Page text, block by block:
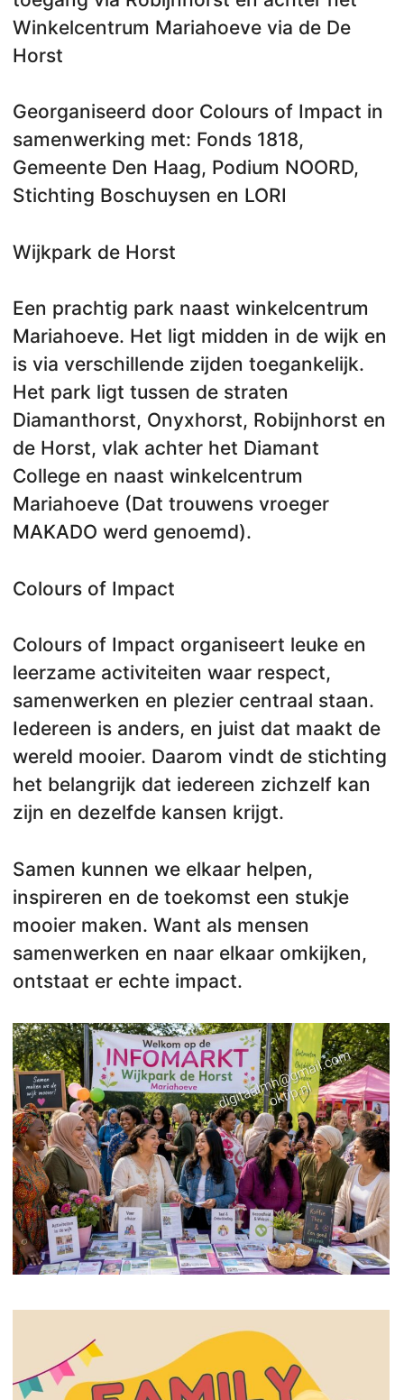
Winkelcentrum Mariahoeve via de De
Horst
Georganiseerd door Colours of Impact in
samenwerking met: Fonds 1818,
Gemeente Den Haag, Podium NOORD,
Stichting Boschuysen en LORI
Wijkpark de Horst
Een prachtig park naast winkelcentrum
Mariahoeve. Het ligt midden in de wijk en
is via verschillende zijden toegankelijk.
Het park ligt tussen de straten
Diamanthorst, Onyxhorst, Robijnhorst en
de Horst, vlak achter het Diamant
College en naast winkelcentrum
Mariahoeve (Dat trouwens vroeger
MAKADO werd genoemd).
Colours of Impact
Colours of Impact organiseert leuke en
leerzame activiteiten waar respect,
samenwerken en plezier centraal staan.
Iedereen is anders, en juist dat maakt de
wereld mooier. Daarom vindt de stichting
het belangrijk dat iedereen zichzelf kan
zijn en dezelfde kansen krijgt.
Samen kunnen we elkaar helpen,
inspireren en de toekomst een stukje
mooier maken. Want als mensen
samenwerken en naar elkaar omkijken,
ontstaat er echte impact.